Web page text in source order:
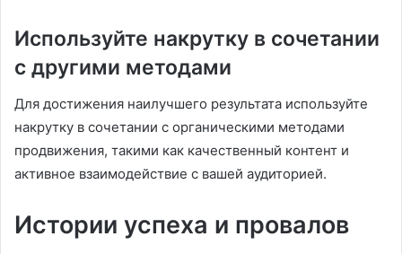
Используйте накрутку в сочетании
с другими методами
Для достижения наилучшего результата используйте
накрутку в сочетании с органическими методами
продвижения, такими как качественный контент и
активное взаимодействие с вашей аудиторией.
Истории успеха и провалов